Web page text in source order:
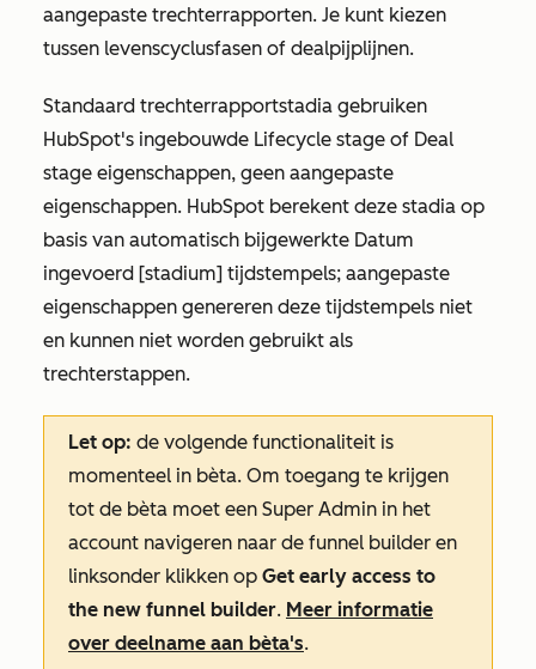
aangepaste trechterrapporten. Je kunt kiezen
tussen levenscyclusfasen of dealpijplijnen.
Standaard trechterrapportstadia gebruiken
HubSpot's ingebouwde Lifecycle stage of Deal
stage eigenschappen, geen aangepaste
eigenschappen. HubSpot berekent deze stadia op
basis van automatisch bijgewerkte Datum
ingevoerd [stadium] tijdstempels; aangepaste
eigenschappen genereren deze tijdstempels niet
en kunnen niet worden gebruikt als
trechterstappen.
Let op: de volgende functionaliteit is
momenteel in bèta. Om toegang te krijgen
tot de bèta moet een Super Admin in het
account navigeren naar de funnel builder en
linksonder klikken op Get early access to
the new funnel builder. Meer informatie
over deelname aan bèta's.